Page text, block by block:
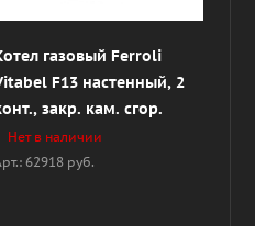
газовый Ferroli
F13 настенный, 2
закр. кам. сгор.
Нет в наличии
62918 руб.